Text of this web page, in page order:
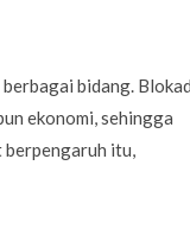
bidang.
ekonomi, sehingga
berpengaruh itu,